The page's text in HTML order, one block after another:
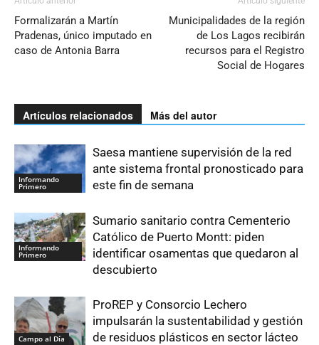
Formalizarán a Martín
Pradenas, único imputado en
caso de Antonia Barra
Municipalidades de la región
de Los Lagos recibirán
recursos para el Registro
Social de Hogares
Artículos relacionados Más del autor
Informando
Primero
Saesa mantiene supervisión de la red
ante sistema frontal pronosticado para
este fin de semana
Informando
Primero
Sumario sanitario contra Cementerio
Católico de Puerto Montt: piden
identificar osamentas que quedaron al
descubierto
Campo al Día
ProREP y Consorcio Lechero
impulsarán la sustentabilidad y gestión
de residuos plásticos en sector lácteo